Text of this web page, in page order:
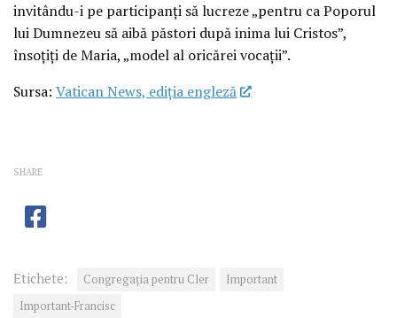
invitându-i pe participanți să lucreze „pentru ca Poporul
lui Dumnezeu să aibă păstori după inima lui Cristos”,
însoțiți de Maria, „model al oricărei vocații”.
Sursa: Vatican News, ediția engleză
SHARE
Etichete: Congregaţia pentru Cler
Important
Important-Francisc